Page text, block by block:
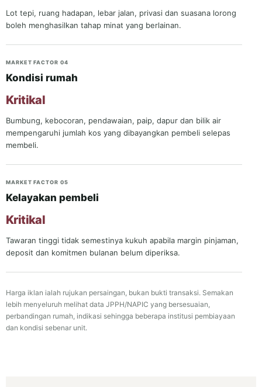
Lot tepi, ruang hadapan, lebar jalan, privasi dan suasana lorong
boleh menghasilkan tahap minat yang berlainan.
MARKET FACTOR 04
Kondisi rumah
Kritikal
Bumbung, kebocoran, pendawaian, paip, dapur dan bilik air
mempengaruhi jumlah kos yang dibayangkan pembeli selepas
membeli.
MARKET FACTOR 05
Kelayakan pembeli
Kritikal
Tawaran tinggi tidak semestinya kukuh apabila margin pinjaman,
deposit dan komitmen bulanan belum diperiksa.
Harga iklan ialah rujukan persaingan, bukan bukti transaksi. Semakan
lebih menyeluruh melihat data JPPH/NAPIC yang bersesuaian,
perbandingan rumah, indikasi sehingga beberapa institusi pembiayaan
dan kondisi sebenar unit.